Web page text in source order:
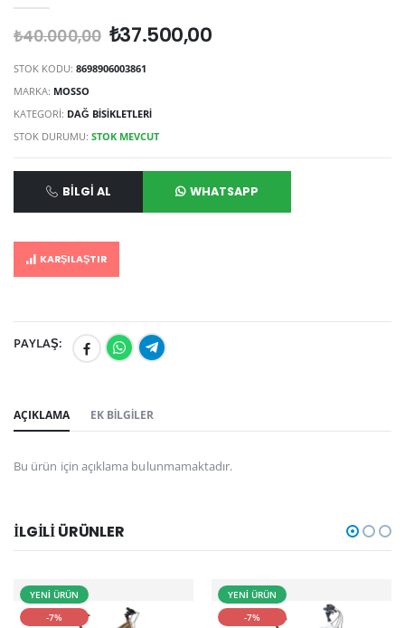
₺40.000,00 ₺37.500,00
STOK KODU:8698906003861
MARKA: MOSSO
KATEGORİ: DAĞ BISIKLETLERI
STOK DURUMU:STOK MEVCUT
BILGI AL WHATSAPP
KARŞILAŞTIR
PAYLAŞ:
AÇIKLAMA EK BILGILER
Bu ürün için açıklama bulunmamaktadır.
İLGILI ÜRÜNLER
YENİ ÜRÜN
-7%
YENİ ÜRÜN
-7%